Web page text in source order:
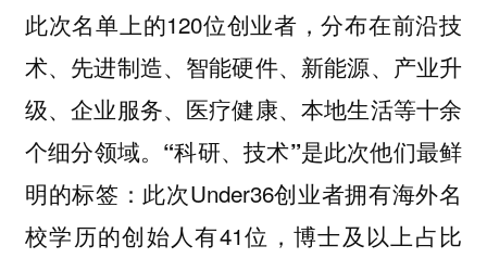
此次名单上的120位创业者，分布在前沿技
术、先进制造、智能硬件、新能源、产业升
级、企业服务、医疗健康、本地生活等十余
个细分领域。 “科研、技术”是此次他们最鲜
明的标签 ：此次Under36创业者拥有海外名
校学历的创始人有41位，博士及以上占比